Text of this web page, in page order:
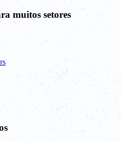
muitos setores